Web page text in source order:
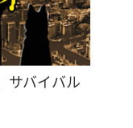
サバイバル